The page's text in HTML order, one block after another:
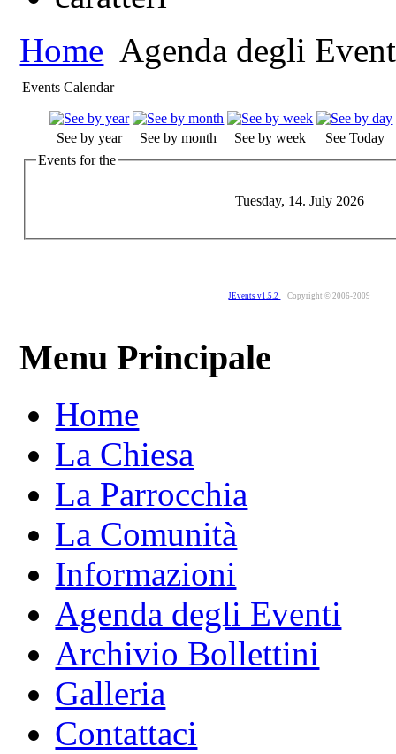
Home Agenda degli
Events Calendar
See by year See by month See by week
See Today
Events for the
Tuesday, 14. July 2026
JEvents v1.5.2 Copyright © 2006-2009
Menu Principale
Home
La Chiesa
La Parrocchia
La Comunità
Informazioni
Agenda degli Eventi
Archivio Bollettini
Galleria
Contattaci